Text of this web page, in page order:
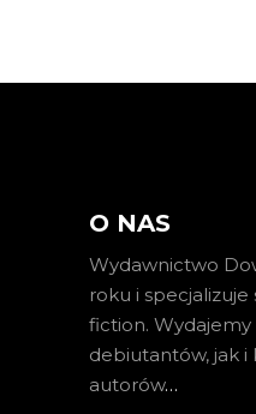
O NAS
Wydawnictwo
roku i
fiction. Wydajemy
debiutantów, jak i
autorów…